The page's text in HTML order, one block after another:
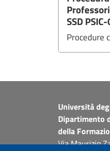
SSD
Procedure
Università
Dipartimento
della
Via Maurizio